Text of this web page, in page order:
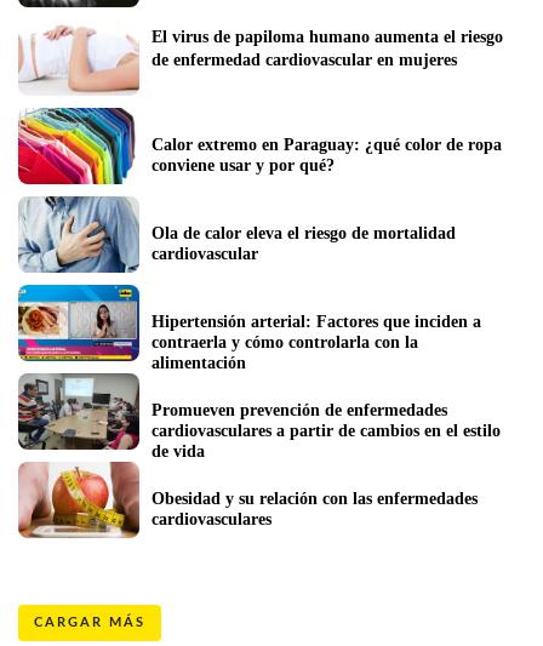
El virus de papiloma humano aumenta el riesgo
de enfermedad cardiovascular en mujeres
Calor extremo en Paraguay: ¿qué color de ropa
conviene usar y por qué?
Ola de calor eleva el riesgo de mortalidad
cardiovascular
Hipertensión arterial: Factores que inciden a
contraerla y cómo controlarla con la
Promueven prevención de enfermedades
cardiovasculares a partir de cambios en el estilo
de vida
Obesidad y su relación con las enfermedades
CARGAR MÁS